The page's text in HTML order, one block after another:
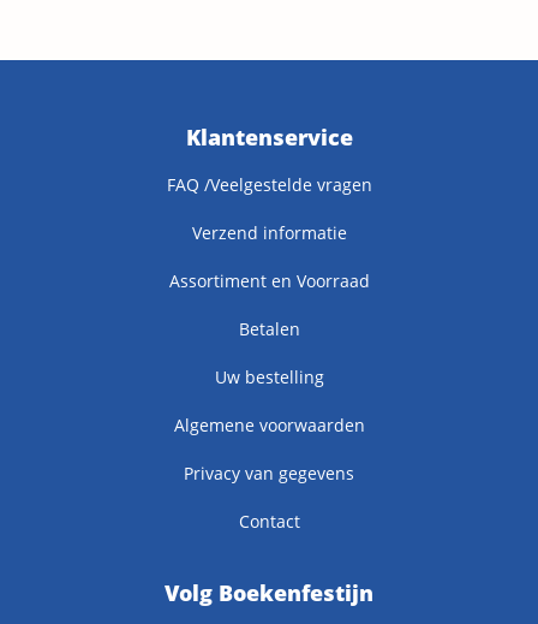
Klantenservice
FAQ /Veelgestelde vragen
Verzend informatie
Assortiment en Voorraad
Betalen
Uw bestelling
Algemene voorwaarden
Privacy van gegevens
Contact
Volg Boekenfestijn